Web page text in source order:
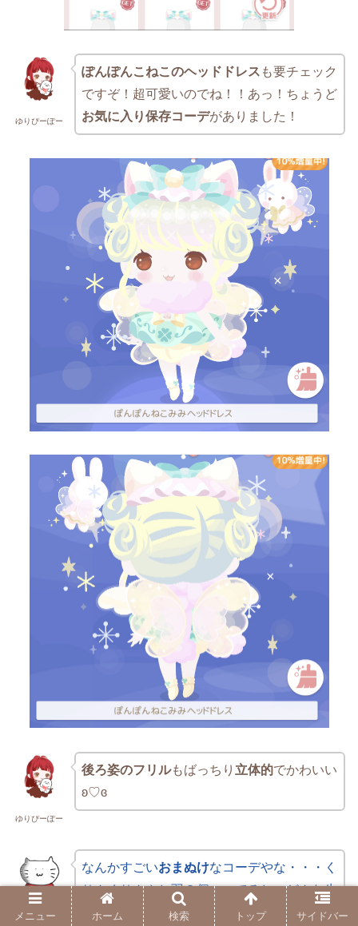
ゆりぴーぽー
ぽんぽんこねこのヘッドドレス も要チェック
ですぞ！超可愛いのでね！！あっ！ちょうど
お気に入り保存コーデがありました！
ゆりぴーぽー
後ろ姿のフリルもばっちり 立体的でかわいい
ʚ♡ɞ
ねこ茶太郎
なんかすごいおまぬけなコーデやな・・・く
りんくりんやし羽２個ついてるし…どんな生
き物やねん…
メニュー ホーム 検索 トップ サイドバー